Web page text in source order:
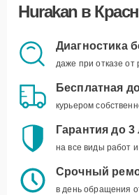
Hurakanв
Диагностика
даже при отказе от
Бесплатная
курьером
Гарантия до 3
на все виды работ и
Срочный
в день обращения